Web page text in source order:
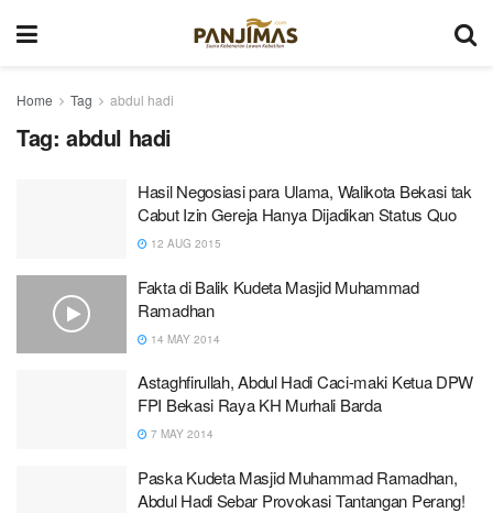
Home Tag abdul hadi
Tag: abdul hadi
Hasil Negosiasi para Ulama, Walikota Bekasi tak
Cabut Izin Gereja Hanya Dijadikan Status Quo
12 AUG 2015
Fakta di Balik Kudeta Masjid Muhammad
Ramadhan
14 MAY 2014
Astaghfirullah, Abdul Hadi Caci-maki Ketua DPW
FPI Bekasi Raya KH Murhali Barda
7 MAY 2014
Paska Kudeta Masjid Muhammad Ramadhan,
Abdul Hadi Sebar Provokasi Tantangan Perang!